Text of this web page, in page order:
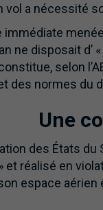
vol a nécessité
immédiate
ne disposait d’
selon
des normes du
Une
des États du
et réalisé en
espace